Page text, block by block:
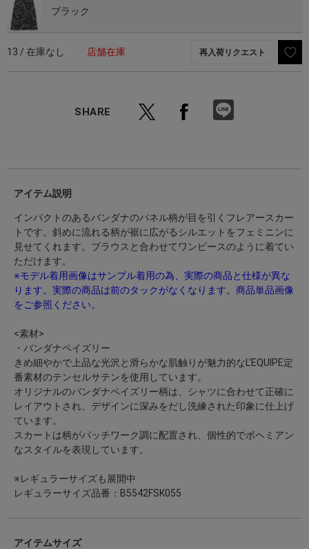
ブラック
13 / 在庫なし 店舗在庫 再入荷リクエスト
SHARE
アイテム説明
インパクトのあるバンダナのパネル柄が目を引くフレアースカー
トです。斜めに流れる柄が裾に広がるシルエットをフェミニンに
見せてくれます。ブラウスと合わせてワンピースのように着てい
ただけます。
※モデル着用画像はサンプル着用の為、実際の商品と仕様が異な
ります。実際の商品は前のタックがなくなります。商品単品画像
をご参照ください。
<素材>
・バンダナペイズリー
きめ細やかで上品な光沢と滑らかな肌触りが魅力的なL’EQUIPE定
番素材のテンセルサテンを使用しています。
オリジナルのバンダナペイズリー柄は、シャツに合わせて正確に
レイアウトされ、デザインに深みをだし洗練された印象に仕上げ
ています。
スカートは柄がパッチワーク調に配置され、個性的でボヘミアン
なスタイルを表現しています。
※レギュラーサイズも展開中
レギュラーサイズ品番：B5542FSK055
アイテムサイズ